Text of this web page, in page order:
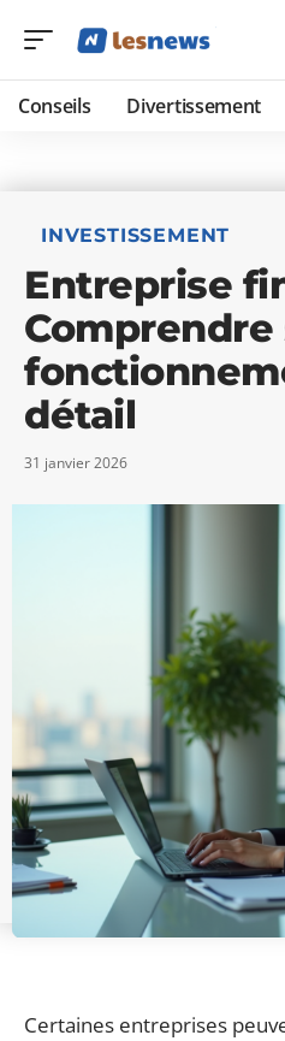
Conseils Divertissement
INVESTISSEMENT
Entreprise
Comprendre
détail
31 janvier 2026
Certaines entreprises